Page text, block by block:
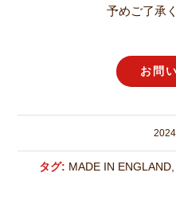
予めご了承
お問
タグ: MADE IN ENGLAND,